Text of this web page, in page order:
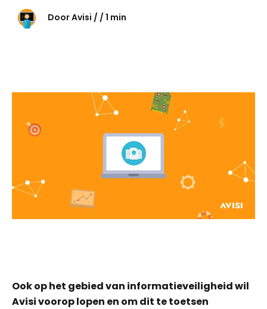
Door Avisi / / 1 min
Ook op het gebied van informatieveiligheid wil
Avisi voorop lopen en om dit te toetsen